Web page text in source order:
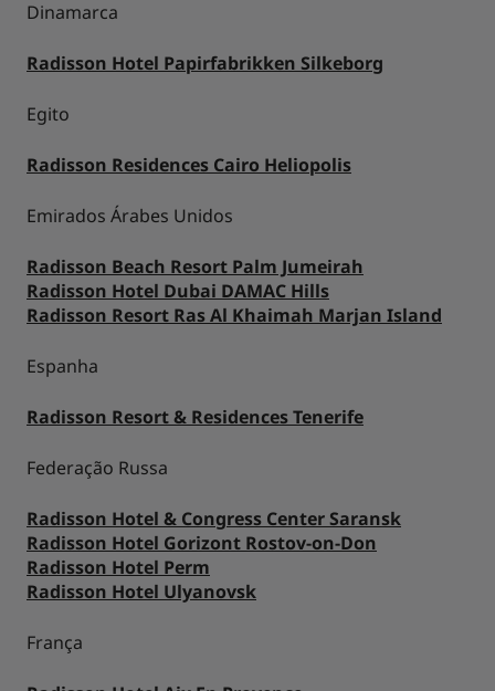
Dinamarca
Radisson Hotel Papirfabrikken Silkeborg
Egito
Radisson Residences Cairo Heliopolis
Emirados Árabes Unidos
Radisson Beach Resort Palm Jumeirah
Radisson Hotel Dubai DAMAC Hills
Radisson Resort Ras Al Khaimah Marjan Island
Espanha
Radisson Resort & Residences Tenerife
Federação Russa
Radisson Hotel & Congress Center Saransk
Radisson Hotel Gorizont Rostov-on-Don
Radisson Hotel Perm
Radisson Hotel Ulyanovsk
França